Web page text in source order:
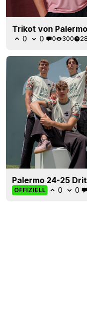
Trikot von
0 0 0 300
Palermo 24-25
OFFIZIELL 0 0